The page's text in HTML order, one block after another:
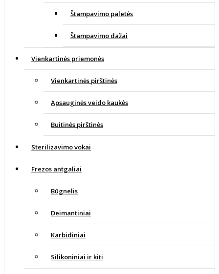
Štampavimo paletės
Štampavimo dažai
Vienkartinės priemonės
Vienkartinės pirštinės
Apsauginės veido kaukės
Buitinės pirštinės
Sterilizavimo vokai
Frezos antgaliai
Būgnelis
Deimantiniai
Karbidiniai
Silikoniniai ir kiti